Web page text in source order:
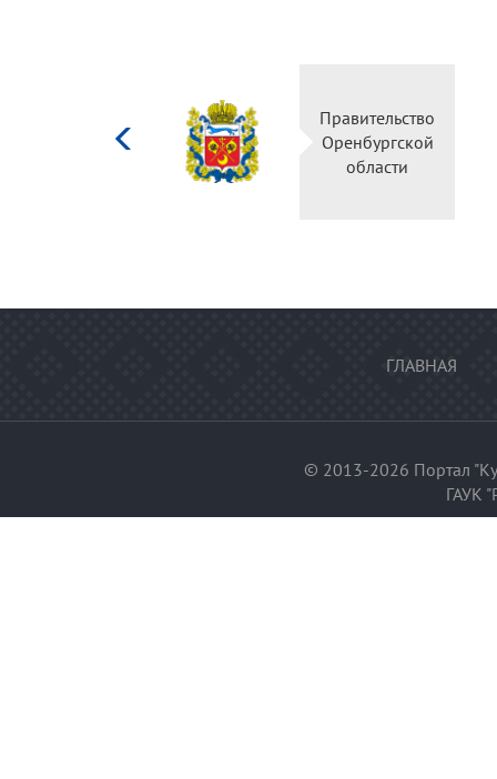
Правительство
Оренбургской
области
ГЛАВНАЯ
© 2013-2026 Портал
ГАУК